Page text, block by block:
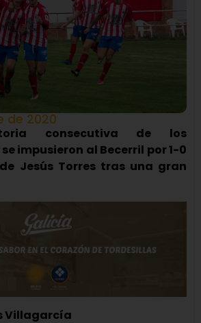
de 2020
consecutiva de los
impusieron al Becerril por 1-0
Jesús Torres tras una gran
Villagarcía